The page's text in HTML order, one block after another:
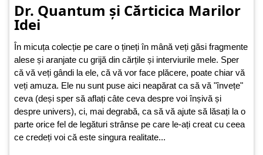
Dr. Quantum și Cărticica Marilor
Idei
În micuța colecție pe care o țineți în mână veți găsi fragmente
alese și aranjate cu grijă din cărțile și interviurile mele. Sper
că vă veți gândi la ele, că vă vor face plăcere, poate chiar vă
veți amuza. Ele nu sunt puse aici neapărat ca să vă "învețe"
ceva (deși sper să aflați câte ceva despre voi înșivă și
despre univers), ci, mai degrabă, ca să vă ajute să lăsați la o
parte orice fel de legături strânse pe care le-ați creat cu ceea
ce credeți voi că este singura realitate...